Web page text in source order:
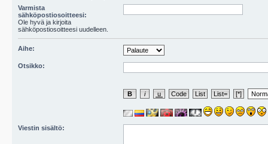
Varmista
sähköpostiosoitteesi:
Ole hyvä ja kirjoita
sähköpostiosoitteesi uudelleen.
Aihe:
Otsikko:
Viestin sisältö: